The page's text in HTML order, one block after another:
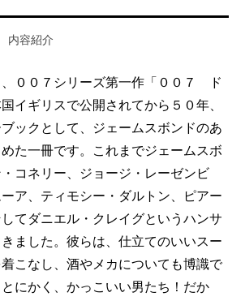
内容紹介
、００７シリーズ第一作「００７ ド
イギリスで公開されてから５０年、
ックとして、ジェームスボンドのあ
た一冊です。これまでジェームスボ
コネリー、ジョージ・レーゼンビ
ア、ティモシー・ダルトン、ピアー
てダニエル・クレイグというハンサ
ました。彼らは、仕立てのいいスー
こなし、酒やメカについても博識で
にかく、かっこいい男たち！だか